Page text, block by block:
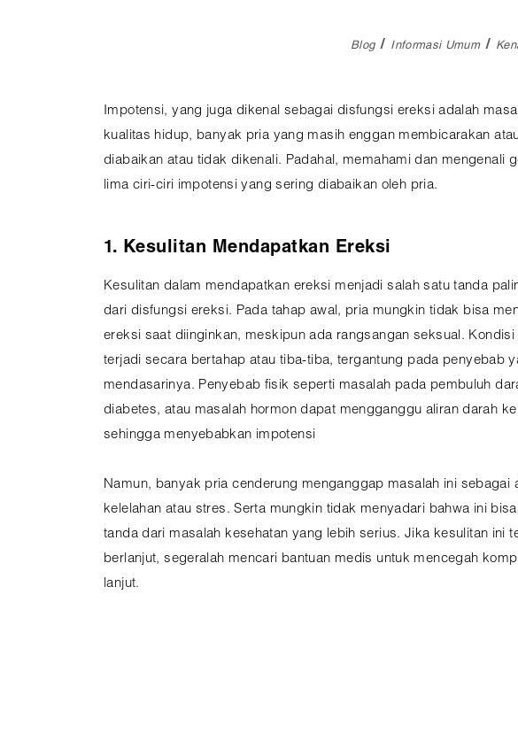
Blog Informasi Umum
Impotensi, yang juga dikenal sebagai disfungsi ereksi adalah
kualitas hidup, banyak pria yang masih enggan membicarakan
diabaikan atau tidak dikenali. Padahal, memahami dan mengenali
lima ciri-ciri impotensi yang sering diabaikan oleh pria.
1. Kesulitan Mendapatkan Ereksi
Kesulitan dalam mendapatkan ereksi menjadi salah satu tanda
dari disfungsi ereksi. Pada tahap awal, pria mungkin tidak bisa
ereksi saat diinginkan, meskipun ada rangsangan seksual. Kondisi
terjadi secara bertahap atau tiba-tiba, tergantung pada penyebab
mendasarinya. Penyebab fisik seperti masalah pada pembuluh
diabetes, atau masalah hormon dapat mengganggu aliran darah
sehingga menyebabkan impotensi
Namun, banyak pria cenderung menganggap masalah ini sebagai
kelelahan atau stres. Serta mungkin tidak menyadari bahwa ini
tanda dari masalah kesehatan yang lebih serius. Jika kesulitan ini
berlanjut, segeralah mencari bantuan medis untuk mencegah
lanjut.